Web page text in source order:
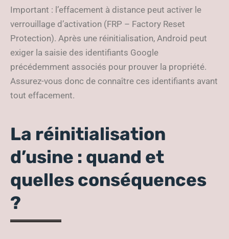
Important : l’effacement à distance peut activer le
verrouillage d’activation (FRP – Factory Reset
Protection). Après une réinitialisation, Android peut
exiger la saisie des identifiants Google
précédemment associés pour prouver la propriété.
Assurez-vous donc de connaître ces identifiants avant
tout effacement.
La réinitialisation
d’usine : quand et
quelles conséquences
?